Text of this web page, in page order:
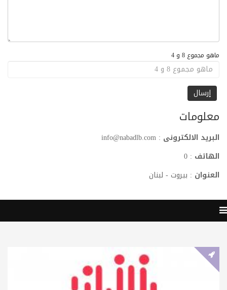
ماهو مجموع 8 و 4
معلومات
البريد الالكترونى :
info@nabadlb.com
الهاتف : 0
العنوان : بيروت - لبنان